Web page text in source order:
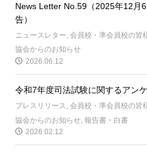
News Letter No.59（2025年12月
告）
ニュースレター, 会員校・準会員校の皆
協会からのお知らせ
2026.06.12
令和7年度司法試験に関するアン
プレスリリース, 会員校・準会員校の皆
協会からのお知らせ 報告書・白書
2026.02.12